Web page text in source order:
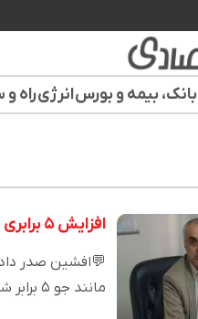
بانک، بیمه و بورسانرژیراه
افزایش ۵ برابری قیمت جو پس از حذف ارز ترجیحی
💬افشین صدر
مانند جو ۵ برابر شد (از ۲۰۰…